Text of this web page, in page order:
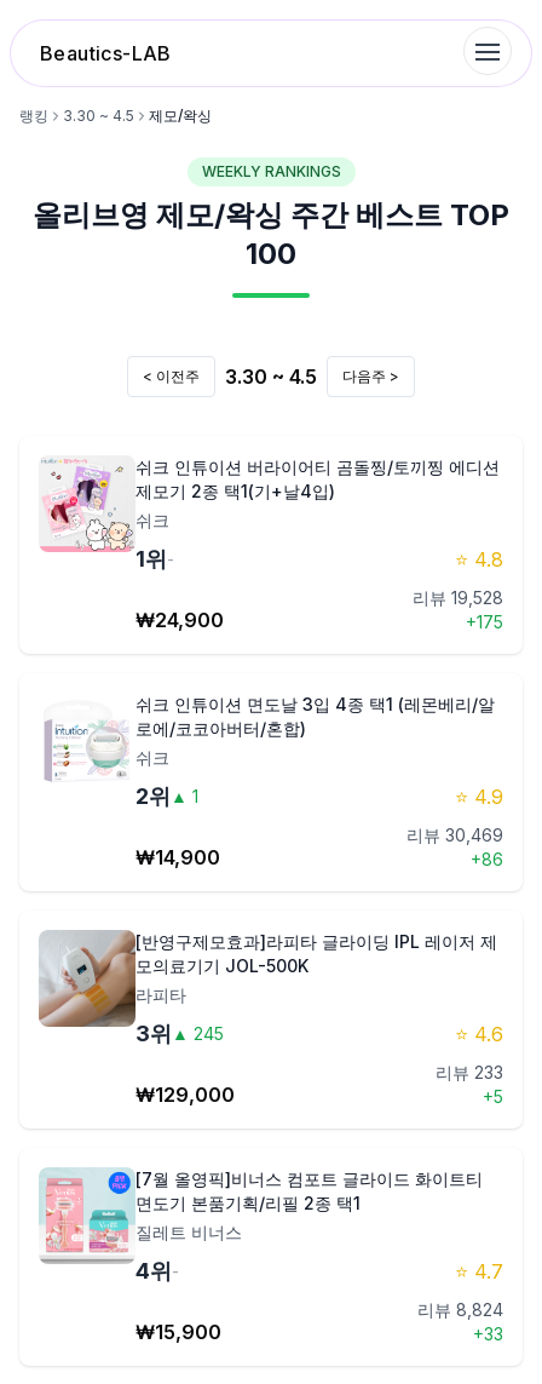
Beautics-LAB
찜 목록
루틴탐색
랭킹 3.30 ~ 4.5 제모/왁싱
WEEKLY RANKINGS
올리브영 제모/왁싱 주간 베스트 TOP
100
< 이전주 3.30 ~ 4.5 다음주 >
쉬크 인튜이션 버라이어티 곰돌찡/토끼찡 에디션
제모기 2종 택1(기+날4입)
쉬크
1위 - ⭐ 4.8
₩24,900
리뷰 19,528
+175
쉬크 인튜이션 면도날 3입 4종 택1 (레몬베리/알
로에/코코아버터/혼합)
쉬크
2위 ▲ 1 ⭐ 4.9
₩14,900
리뷰 30,469
+86
[반영구제모효과]라피타 글라이딩 IPL 레이저 제
모의료기기 JOL-500K
라피타
3위 ▲ 245 ⭐ 4.6
₩129,000
리뷰 233
+5
[7월 올영픽]비너스 컴포트 글라이드 화이트티
면도기 본품기획/리필 2종 택1
질레트 비너스
4위 - ⭐ 4.7
₩15,900
리뷰 8,824
+33